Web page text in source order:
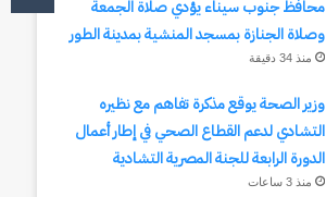
محافظ جنوب سيناء يؤدي صلاة الجمعة
وصلاة الجنازة بمسجد المنشية بمدينة الطور
منذ 34 دقيقة
وزير الصحة يوقع مذكرة تفاهم مع نظيره
التشادي لدعم القطاع الصحي في إطار أعمال
الدورة الرابعة للجنة المصرية التشادية
منذ 3 ساعات